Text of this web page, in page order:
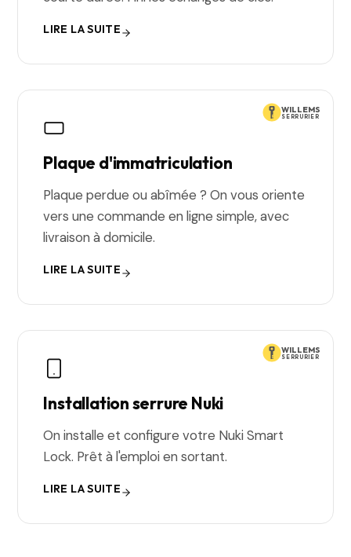
LIRE LA SUITE
WILLEMS
SERRURIER
Plaque d'immatriculation
Plaque perdue ou abîmée ? On vous oriente
vers une commande en ligne simple, avec
livraison à domicile.
LIRE LA SUITE
WILLEMS
SERRURIER
Installation serrure Nuki
On installe et configure votre Nuki Smart
Lock. Prêt à l'emploi en sortant.
LIRE LA SUITE